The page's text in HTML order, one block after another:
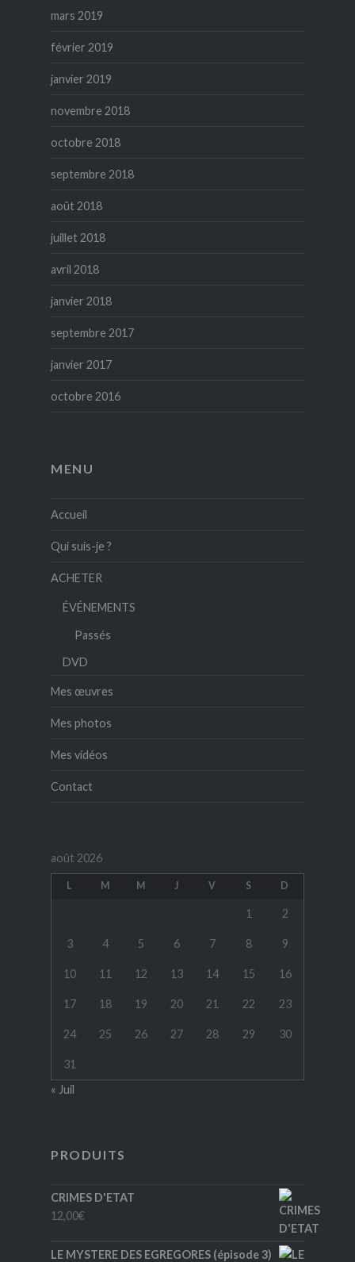
mars 2019
février 2019
janvier 2019
novembre 2018
octobre 2018
septembre 2018
août 2018
juillet 2018
avril 2018
janvier 2018
septembre 2017
janvier 2017
octobre 2016
MENU
Accueil
Qui suis-je ?
ACHETER
ÉVÉNEMENTS
Passés
DVD
Mes œuvres
Mes photos
Mes vidéos
Contact
août 2026
L M M J V S D
1 2
3 4 5 6 7 8 9
10 11 12 13 14 15 16
17 18 19 20 21 22 23
24 25 26 27 28 29 30
31
« Juil
PRODUITS
CRIMES D'ETAT
12,00€
LE MYSTERE DES EGREGORES (épisode 3)